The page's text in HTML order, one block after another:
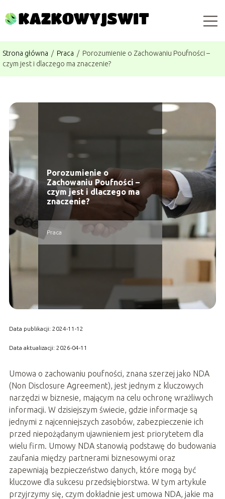
Strona główna / Praca / Porozumienie o Zachowaniu Poufności –
czym jest i dlaczego ma znaczenie?
Porozumienie o
Zachowaniu Poufności –
czym jest i dlaczego ma
znaczenie?
Praca
Data publikacji: 2024-11-12
Data aktualizacji: 2026-04-11
Umowa o zachowaniu poufności, znana szerzej jako NDA
(Non Disclosure Agreement), jest jednym z kluczowych
narzędzi w biznesie, mającym na celu ochronę wrażliwych
informacji. W dzisiejszym świecie, gdzie informacje są
jednymi z najcenniejszych zasobów, zabezpieczenie ich
przed niepożądanym ujawnieniem jest priorytetem dla
wielu firm. Umowy NDA stanowią podstawę do budowania
zaufania między partnerami biznesowymi oraz
zapewniają bezpieczeństwo danych, które mogą być
kluczowe dla sukcesu przedsiębiorstwa. W tym artykule
przyjrzymy się, czym dokładnie jest umowa NDA, jakie ma